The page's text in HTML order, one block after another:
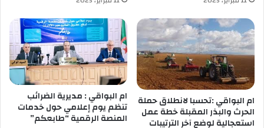
م
ا
ل
ف
ا
س
د
ة
2
.
.
ت
ع
ي
ي
ن
س
ع
ام البواقي :تحسبا لانطلاق حملة
الحرث والبذر المقبلة خطة عمل
استعجالية لوضع آخر الترتيبات
ام البواقي : مديرية الضرائب
تنظم يوم إعلامي حول خدمات
المنصة الرقمية “طابعكم”